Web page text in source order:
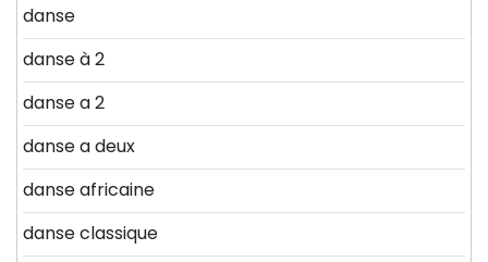
danse
danse à 2
danse a 2
danse a deux
danse africaine
danse classique